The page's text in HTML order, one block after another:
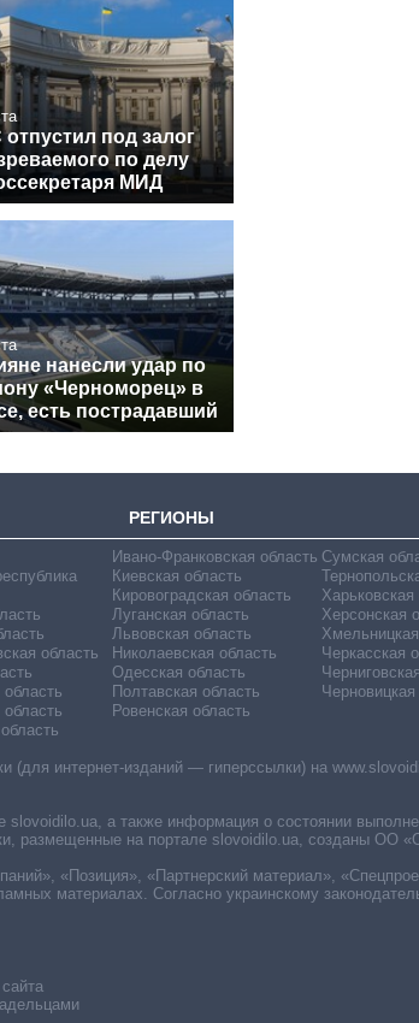
под залог
по делу
МИД
нанесли удар по
«Черноморец» в
есть пострадавший
РЕГИОНЫ
область
область
Ивано-Франковская область
Киевская область
Кировоградская область
Луганская область
Львовская область
Николаевская область
Одесская область
Полтавская область
Ровенская область
Сумская
Харьковская
Херсонская
Черкасская
Черновицкая
интернет-изданий — гиперссылки) на
а также информация о состоянии
на портале slovoidilo.ua, созданы ОО
«Позиция», «Партнерский материал»,
материалах. Согласно украинскому